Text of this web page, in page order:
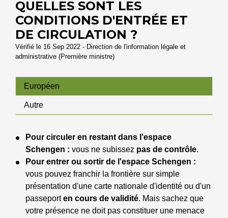
QUELLES SONT LES
CONDITIONS D'ENTRÉE ET
DE CIRCULATION ?
Vérifié le 16 Sep 2022 - Direction de l'information légale et
administrative (Première ministre)
Européen
Autre
Pour circuler en restant dans l'espace
Schengen : vous ne subissez pas de contrôle.
Pour entrer ou sortir de l'espace Schengen :
vous pouvez franchir la frontière sur simple
présentation d'une carte nationale d'identité ou d'un
passeporten cours de validité. Mais sachez que
votre présence ne doit pas constituer une menace